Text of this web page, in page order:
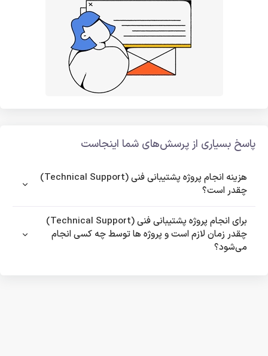
پاسخ بسیاری از پرسش‌های شما اینجاست
هزینه انجام پروژه پشتیبانی فنی (Technical Support)
چقدر است؟
برای انجام پروژه پشتیبانی فنی (Technical Support)
چقدر زمان لازم است و پروژه ها توسط چه کسی انجام
می‌شود؟